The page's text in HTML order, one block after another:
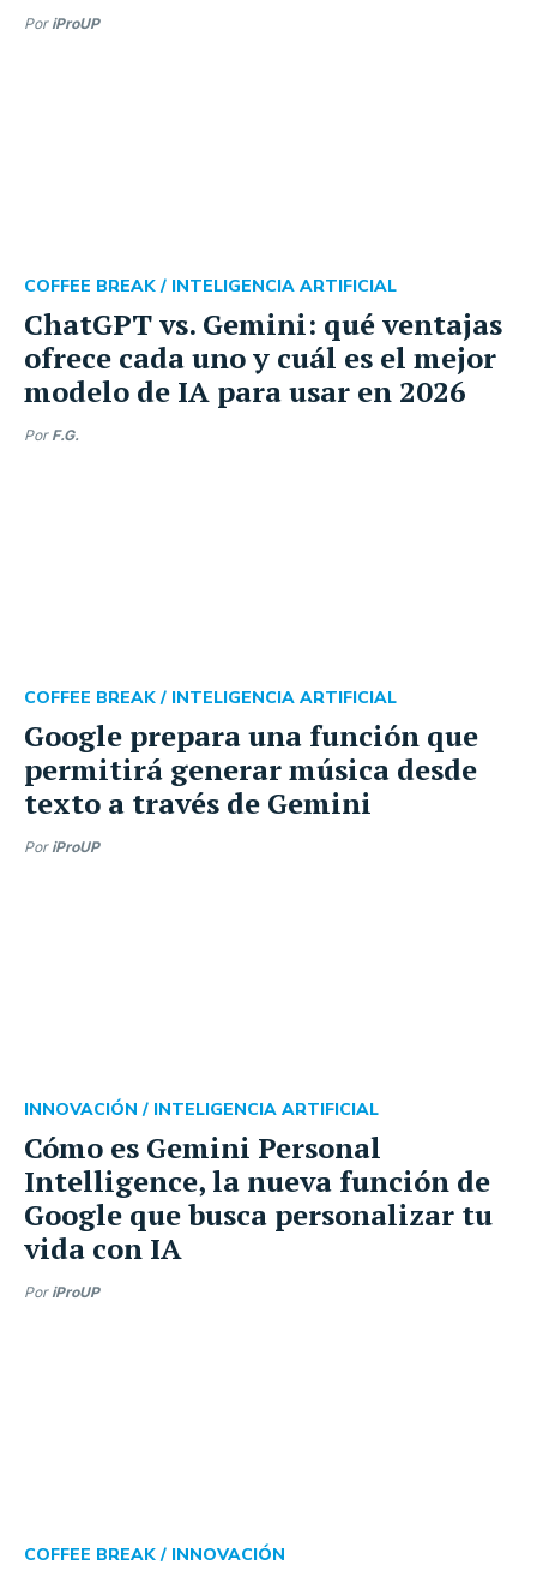
Por iProUP
ChatGPT vs. Gemini: qué ventajas
ofrece cada uno y cuál es el mejor
modelo de IA para usar en 2026
COFFEE BREAK / INTELIGENCIA ARTIFICIAL
Por F.G.
Google prepara una función que
permitirá generar música desde
texto a través de Gemini
COFFEE BREAK / INTELIGENCIA ARTIFICIAL
Por iProUP
Cómo es Gemini Personal
Intelligence, la nueva función de
Google que busca personalizar tu
vida con IA
INNOVACIÓN / INTELIGENCIA ARTIFICIAL
Por iProUP
COFFEE BREAK / INNOVACIÓN